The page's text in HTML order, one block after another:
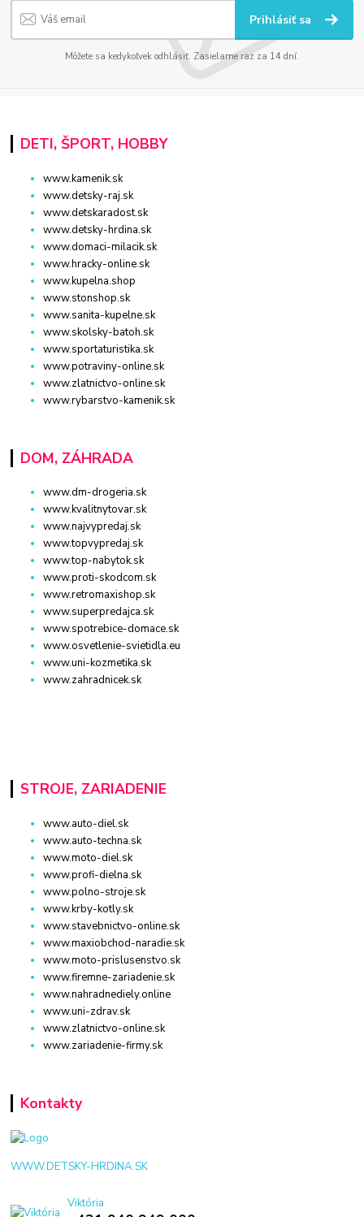
Prihlásiť sa
Môžete sa kedykoľvek odhlásiť. Zasielame raz za 14 dní.
DETI, ŠPORT, HOBBY
www.kamenik.sk
www.detsky-raj.sk
www.detskaradost.sk
www.detsky-hrdina.sk
www.domaci-milacik.sk
www.hracky-online.sk
www.kupelna.shop
www.stonshop.sk
www.sanita-kupelne.sk
www.skolsky-batoh.sk
www.sportaturistika.sk
www.potraviny-online.sk
www.zlatnictvo-online.sk
www.rybarstvo-kamenik.sk
DOM, ZÁHRADA
www.dm-drogeria.sk
www.kvalitnytovar.sk
www.najvypredaj.sk
www.topvypredaj.sk
www.top-nabytok.sk
www.proti-skodcom.sk
www.retromaxishop.sk
www.superpredajca.sk
www.spotrebice-domace.sk
www.osvetlenie-svietidla.eu
www.uni-kozmetika.sk
www.zahradnicek.sk
STROJE, ZARIADENIE
www.auto-diel.sk
www.auto-techna.sk
www.moto-diel.sk
www.profi-dielna.sk
www.polno-stroje.sk
www.krby-kotly.sk
www.stavebnictvo-online.sk
www.maxiobchod-naradie.sk
www.moto-prislusenstvo.sk
www.firemne-zariadenie.sk
www.nahradnediely.online
www.uni-zdrav.sk
www.zlatnictvo-online.sk
www.zariadenie-firmy.sk
Kontakty
WWW.DETSKY-HRDINA.SK
Viktória